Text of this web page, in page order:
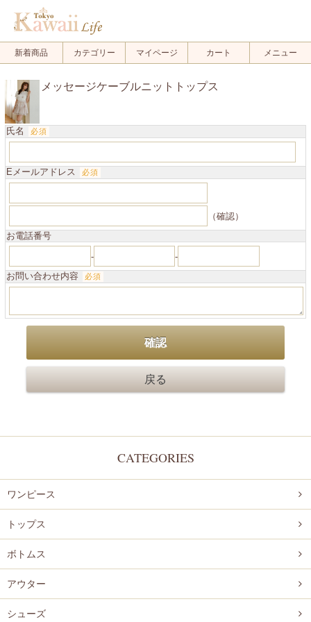
新着商品 カテゴリー マイページ カート メニュー
メッセージケーブルニットトップス
氏名 必須
Eメールアドレス 必須
（確認）
お電話番号
-
-
お問い合わせ内容
必須
CATEGORIES
ワンピース
トップス
ボトムス
アウター
シューズ